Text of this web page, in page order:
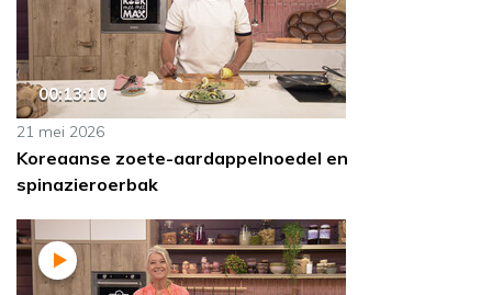
00:13:10
21 mei 2026
Koreaanse zoete-aardappelnoedel en
spinazieroerbak